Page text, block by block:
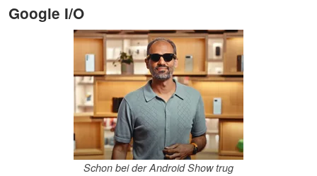
Google I/O
Schon bei der Android Show trug